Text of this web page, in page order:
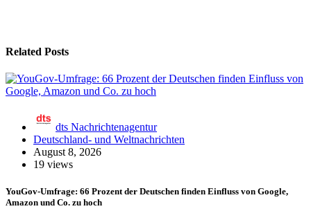
Related Posts
dts Nachrichtenagentur
Deutschland- und Weltnachrichten
August 8, 2026
19 views
YouGov-Umfrage: 66 Prozent der Deutschen finden Einfluss von Google,
Amazon und Co. zu hoch